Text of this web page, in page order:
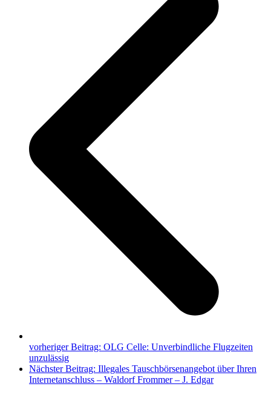
vorheriger Beitrag: OLG Celle: Unverbindliche Flugzeiten
unzulässig
Nächster Beitrag: Illegales Tauschbörsenangebot über Ihren
Internetanschluss – Waldorf Frommer – J. Edgar